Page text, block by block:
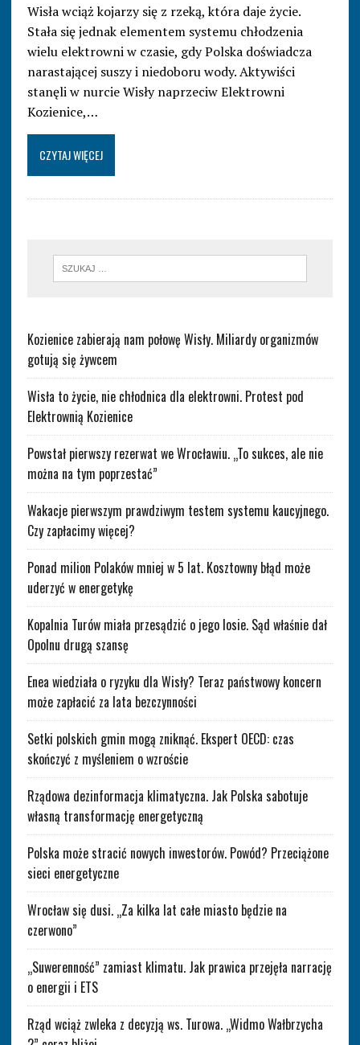
Wisła wciąż kojarzy się z rzeką, która daje życie.
Stała się jednak elementem systemu chłodzenia
wielu elektrowni w czasie, gdy Polska doświadcza
narastającej suszy i niedoboru wody. Aktywiści
stanęli w nurcie Wisły naprzeciw Elektrowni
Kozienice,…
CZYTAJ WIĘCEJ
Kozienice zabierają nam połowę Wisły. Miliardy organizmów
gotują się żywcem
Wisła to życie, nie chłodnica dla elektrowni. Protest pod
Elektrownią Kozienice
Powstał pierwszy rezerwat we Wrocławiu. „To sukces, ale nie
można na tym poprzestać”
Wakacje pierwszym prawdziwym testem systemu kaucyjnego.
Czy zapłacimy więcej?
Ponad milion Polaków mniej w 5 lat. Kosztowny błąd może
uderzyć w energetykę
Kopalnia Turów miała przesądzić o jego losie. Sąd właśnie dał
Opolnu drugą szansę
Enea wiedziała o ryzyku dla Wisły? Teraz państwowy koncern
może zapłacić za lata bezczynności
Setki polskich gmin mogą zniknąć. Ekspert OECD: czas
skończyć z myśleniem o wzroście
Rządowa dezinformacja klimatyczna. Jak Polska sabotuje
własną transformację energetyczną
Polska może stracić nowych inwestorów. Powód? Przeciążone
sieci energetyczne
Wrocław się dusi. „Za kilka lat całe miasto będzie na
czerwono”
„Suwerenność” zamiast klimatu. Jak prawica przejęła narrację
o energii i ETS
Rząd wciąż zwleka z decyzją ws. Turowa. „Widmo Wałbrzycha